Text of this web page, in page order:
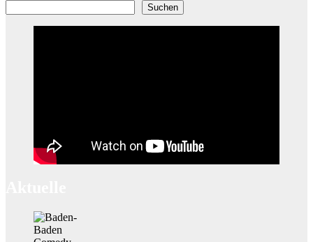
Suchen